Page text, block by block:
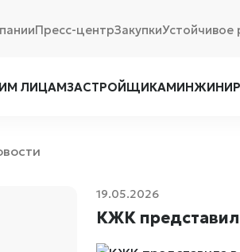
Пресс-центрЗакупкиУстойчивое
ЛИЦАМЗАСТРОЙЩИКАМ
19.05.2026
КЖК